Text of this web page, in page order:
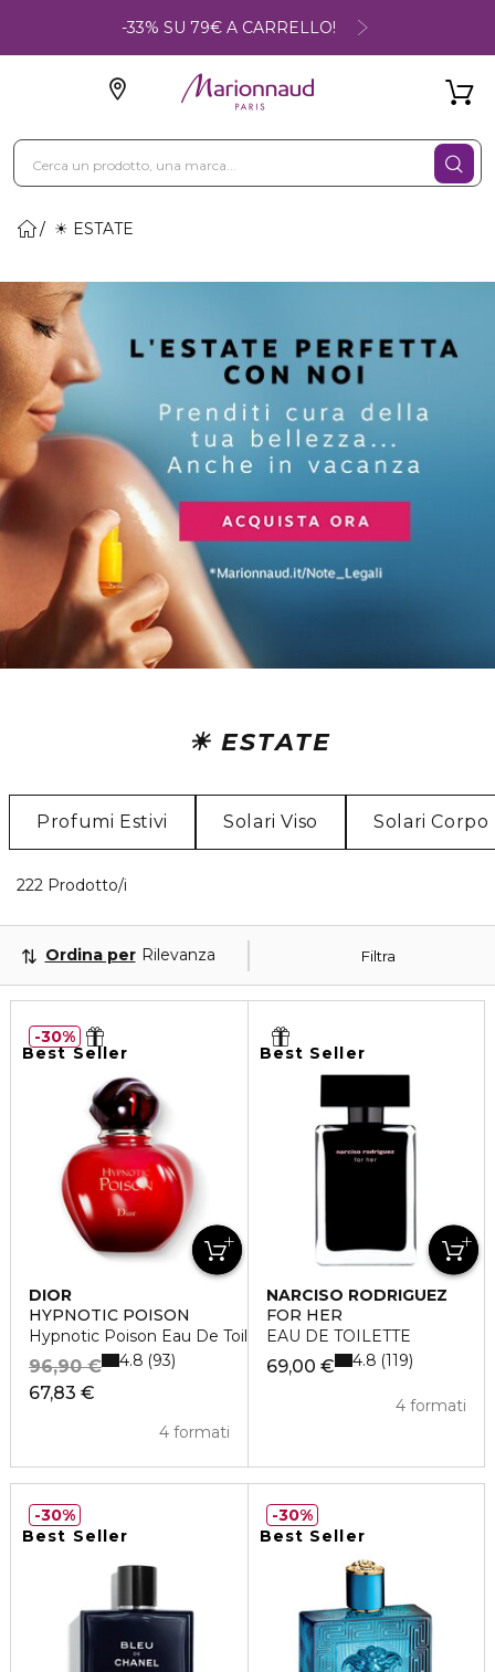
-33% SU 79€ A CARRELLO!
☀ ESTATE
☀ ESTATE
Profumi Estivi Solari Viso Solari Corpo
222 Prodotto/i
Filtra
Ordina per Rilevanza
Best Seller
DIOR
HYPNOTIC POISON
Hypnotic Poison Eau De Toilette
67,83 €
96,90 €
4 formati
4.8 93
30%
Best Seller
NARCISO RODRIGUEZ
FOR HER
EAU DE TOILETTE
69,00 €
4 formati
4.8 119
Best Seller
30%
Best Seller
30%